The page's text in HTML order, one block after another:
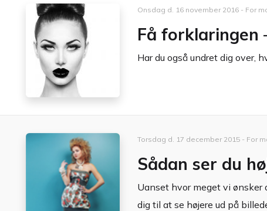
Onsdag d. 16 november 2016 - For
Få forklaringen
Har du også undret dig over,
Torsdag d. 17 december 2015 - For
Sådan ser du
Uanset hvor meget vi ønsker
dig til at se højere ud på